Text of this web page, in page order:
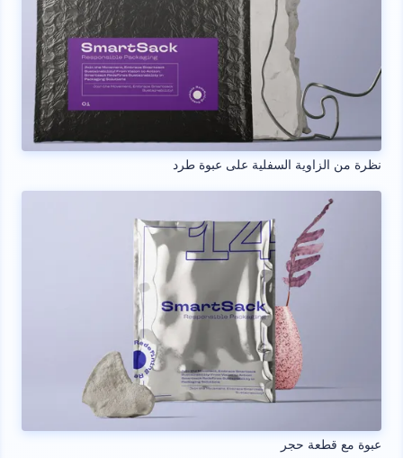
نظرة من الزاوية السفلية على عبوة طرد
عبوة مع قطعة حجر